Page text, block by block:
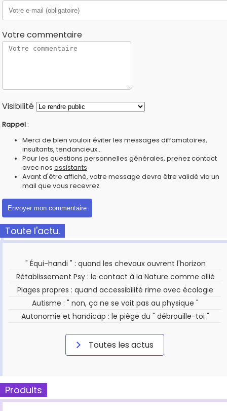
Votre commentaire
Visibilité
Rappel :
Merci de bien vouloir éviter les messages diffamatoires,
insultants, tendancieux...
Pour les questions personnelles générales, prenez contact
avec nos assistants
Avant d'être affiché, votre message devra être validé via un
mail que vous recevrez.
Toute l'actu.
" Équi-handi " : quand les chevaux ouvrent l'horizon
Rétablissement Psy : le contact à la Nature comme allié
Plages propres : quand accessibilité rime avec écologie
Autisme : " non, ça ne se voit pas au physique "
Autonomie et handicap : le piège du " débrouille-toi "
Toutes les actus
Produits